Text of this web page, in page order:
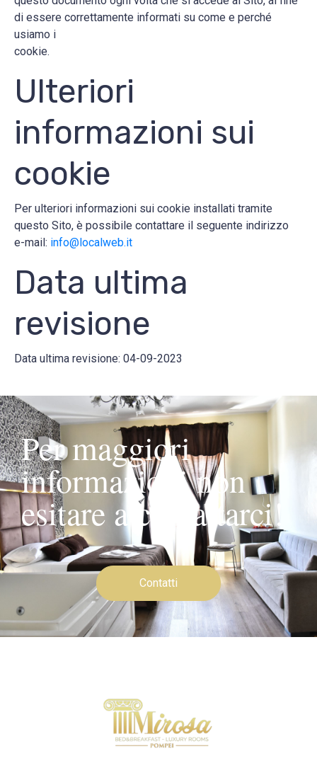
di essere correttamente informati su come e perché
usiamo i
cookie.
Ulteriori
informazioni sui
cookie
Per ulteriori informazioni sui cookie installati tramite
questo Sito, è possibile contattare il seguente indirizzo
e-mail: info@localweb.it
Data ultima
revisione
Data ultima revisione: 04-09-2023
Per maggiori
informazioni non
esitare a contattarci!
Contatti